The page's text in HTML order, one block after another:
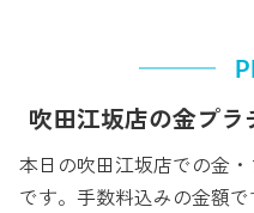
吹田江坂店の金プ
本日の吹田江坂店での金
です。手数料込みの金額